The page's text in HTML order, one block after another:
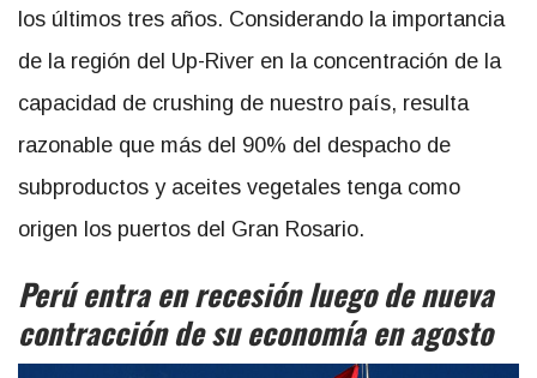
los últimos tres años. Considerando la importancia
de la región del Up-River en la concentración de la
capacidad de crushing de nuestro país, resulta
razonable que más del 90% del despacho de
subproductos y aceites vegetales tenga como
origen los puertos del Gran Rosario.
Perú entra en recesión luego de nueva
contracción de su economía en agosto